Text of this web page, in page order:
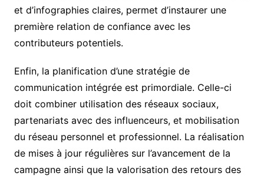
et d’infographies claires, permet d’instaurer une
première relation de confiance avec les
contributeurs potentiels.
Enfin, la planification d’une stratégie de
communication intégrée est primordiale. Celle-ci
doit combiner utilisation des réseaux sociaux,
partenariats avec des influenceurs, et mobilisation
du réseau personnel et professionnel. La réalisation
de mises à jour régulières sur l’avancement de la
campagne ainsi que la valorisation des retours des